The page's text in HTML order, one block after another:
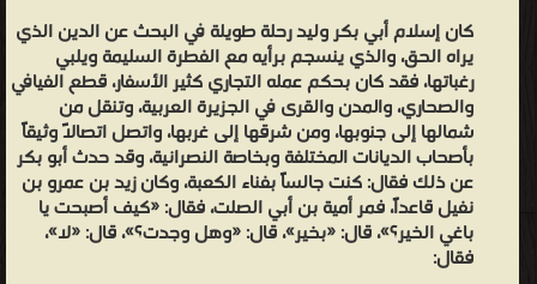
عشيرته، وقام أبو بكر في الناس خطيباً والرسول جالس، فكان أولَ خطيب
دعا إلى الإسلام، وثار المشركون على أبي بكر وعلى المسلمين، فضربوه
في نواحي المسجد ضرباً شديداً، ووُطئ أبو بكر وضُرب ضرباً شديداً، ودنا
منه عتبة بن ربيعة فجعل يضربه بنعلين مخصوفتين ويحرفهما لوجهه،
ونزا على بطن أبي بكر، حتى ما يُعرف وجهُه من أنفه، وجاءت بنو تيم
يتعادون، فأجْلَت المشركين عن أبي بكر، وحملت بنو تيم أبا بكر في ثوب
حتى أدخلوه منزله، ولا يشُكُّون في موته، ثم رجعت بنو تيم فدخلوا
المسجد وقالوا: والله لئن مات أبو بكر لنقتلن عتبة بن ربيعة، فرجعوا إلى
كان إسلام أبي بكر وليد رحلة طويلة في البحث عن الدين الذي
يراه الحق، والذي ينسجم برأيه مع الفطرة السليمة ويلبي
رغباتها، فقد كان بحكم عمله التجاري كثير الأسفار، قطع الفيافي
والصحاري، والمدن والقرى في الجزيرة العربية، وتنقل من
شمالها إلى جنوبها، ومن شرقها إلى غربها، واتصل اتصالاً وثيقاً
بأصحاب الديانات المختلفة وبخاصة النصرانية، وقد حدث أبو بكر
عن ذلك فقال: كنت جالساً بفناء الكعبة، وكان زيد بن عمرو بن
نفيل قاعداً، فمر أمية بن أبي الصلت، فقال: «كيف أصبحت يا
باغي الخير؟»، قال: «بخير»، قال: «وهل وجدت؟»، قال: «لا»،
فقال: